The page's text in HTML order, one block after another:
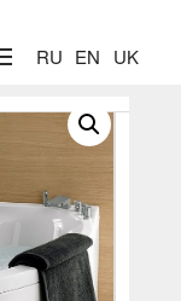
RU EN UK